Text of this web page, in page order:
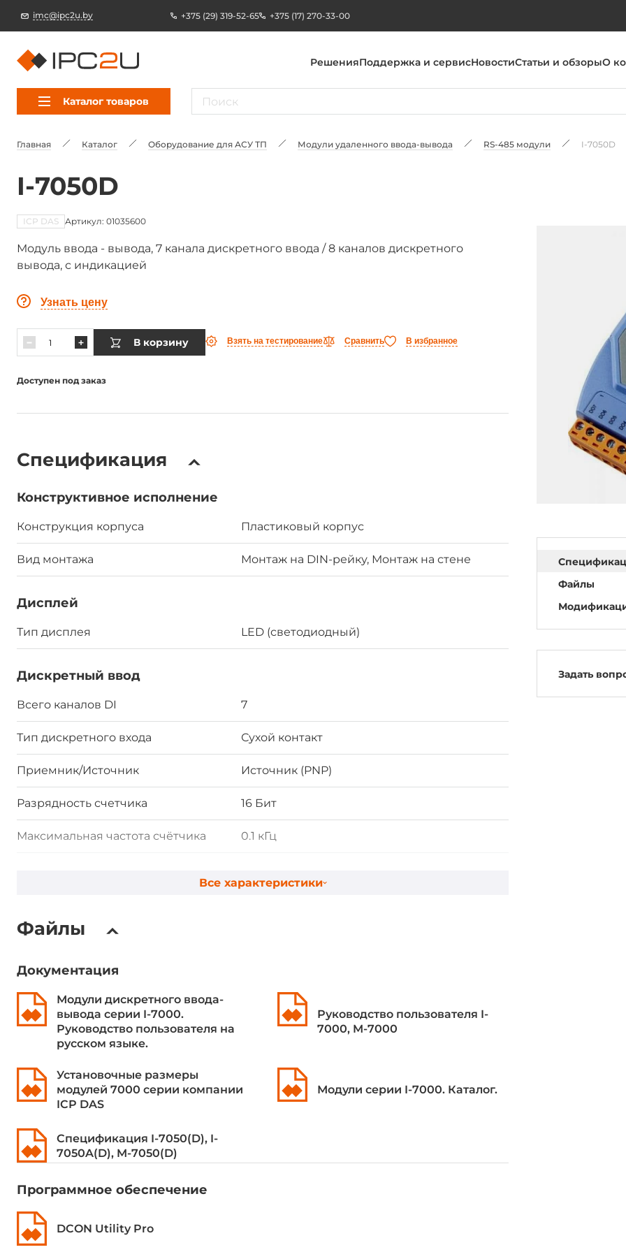
imc@ipc2u.by +375 (29) 319-52-65 +375 (17) 270-33-00
РешенияПоддержка и сервисНовостиСтатьи и обзорыО
Каталог товаров
Главная Каталог Оборудование для АСУ ТП Модули удаленного ввода-вывода RS-485 модули I-7050D
I-7050D
ICP DAS Артикул: 01035600
Модуль ввода - вывода, 7 канала дискретного ввода / 8 каналов дискретного
вывода, с индикацией
Узнать цену
В корзину Взять на тестирование Сравнить В избранное
Доступен под заказ
Спецификация
Конструктивное исполнение
Конструкция корпуса Пластиковый корпус
Вид монтажа Монтаж на DIN-рейку, Монтаж на стене
Дисплей
Тип дисплея LED (светодиодный)
Дискретный ввод
Всего каналов DI 7
Тип дискретного входа Сухой контакт
Приемник/Источник Источник (PNP)
Разрядность счетчика 16 Бит
Максимальная частота счётчика 0.1 кГц
Тип (транзистора, реле)
Приемник/источник Приемник (NPN)
Выходное напряжение
Максимальный выходной ток
COM портов RS-485
Расширенный функционал
Тип сторожевого таймера
Все характеристики
Файлы
Документация
Модули дискретного ввода-
вывода серии I-7000.
Руководство пользователя на
русском языке.
Руководство пользователя I-
7000, M-7000
Установочные размеры
модулей 7000 серии компании
ICP DAS
Модули серии I-7000. Каталог.
Спецификация I-7050(D), I-
7050A(D), M-7050(D)
Программное обеспечение
DCON Utility Pro
Файлы
Задать